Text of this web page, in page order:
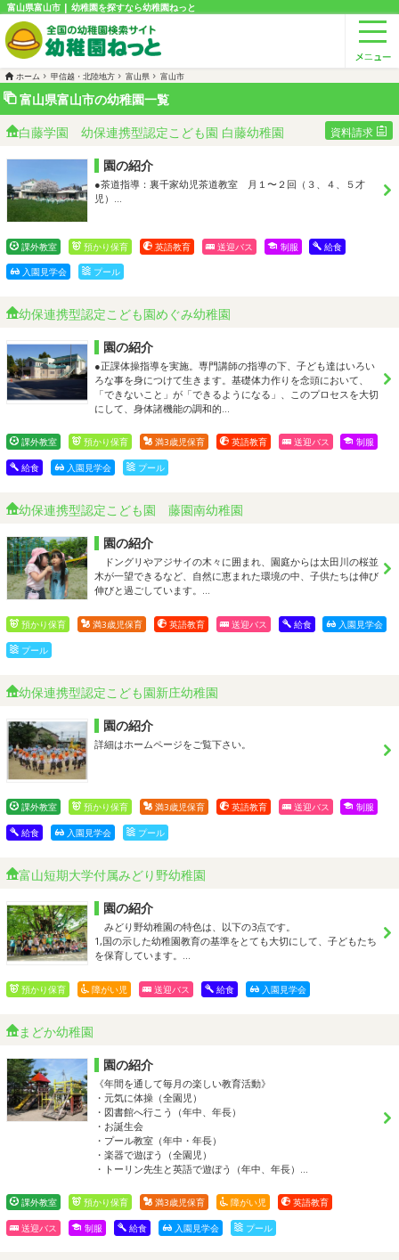
富山県富山市 | 幼稚園を探すなら幼稚園ねっと
ホーム 甲信越・北陸地方 富山県 富山市
富山県富山市の幼稚園一覧
白藤学園 幼保連携型認定こども園 白藤幼稚園 資料請求
園の紹介
●茶道指導：裏千家幼児茶道教室 月１〜２回（３、４、５才
児）…
課外教室 預かり保育 英語教育 送迎バス 制服 給食
入園見学会 プール
幼保連携型認定こども園めぐみ幼稚園
園の紹介
●正課体操指導を実施。専門講師の指導の下、子ども達はいろい
ろな事を身につけて生きます。基礎体力作りを念頭において、
「できないこと」が「できるようになる」、このプロセスを大切
にして、身体諸機能の調和的…
課外教室 預かり保育 満3歳児保育 英語教育 送迎バス 制服
給食 入園見学会 プール
幼保連携型認定こども園 藤園南幼稚園
園の紹介
ドングリやアジサイの木々に囲まれ、園庭からは太田川の桜並
木が一望できるなど、自然に恵まれた環境の中、子供たちは伸び
伸びと過ごしています。…
預かり保育 満3歳児保育 英語教育 送迎バス 給食 入園見学会
プール
幼保連携型認定こども園新庄幼稚園
園の紹介
詳細はホームページをご覧下さい。
課外教室 預かり保育 満3歳児保育 英語教育 送迎バス 制服
給食 入園見学会 プール
富山短期大学付属みどり野幼稚園
園の紹介
みどり野幼稚園の特色は、以下の3点です。
1,国の示した幼稚園教育の基準をとても大切にして、子どもたち
を保育しています。…
預かり保育 障がい児 送迎バス 給食 入園見学会
まどか幼稚園
園の紹介
《年間を通して毎月の楽しい教育活動》
・元気に体操（全園児）
・図書館へ行こう（年中、年長）
・お誕生会
・プール教室（年中・年長）
・楽器で遊ぼう（全園児）
・トーリン先生と英語で遊ぼう（年中、年長）…
課外教室 預かり保育 満3歳児保育 障がい児 英語教育
送迎バス 制服 給食 入園見学会 プール